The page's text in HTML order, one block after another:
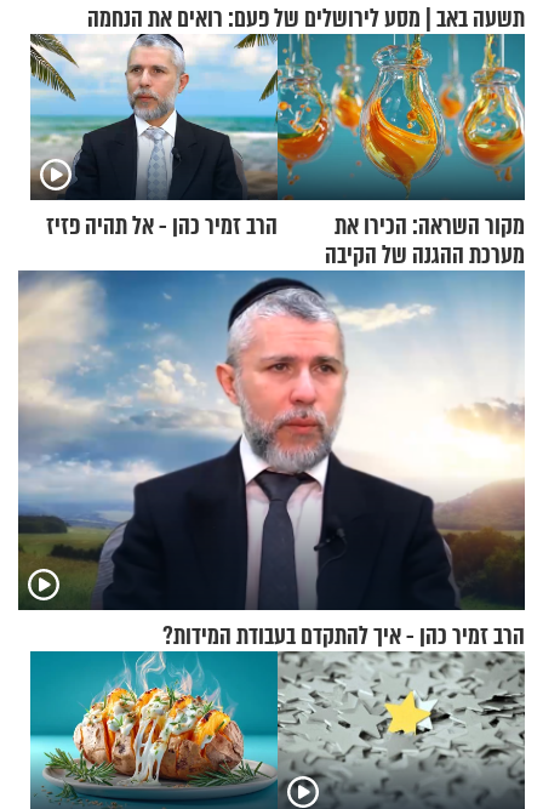
תשעה באב | מסע לירושלים של פעם: רואים את הנחמה
מקור השראה: הכירו את
מערכת ההגנה של הקיבה
הרב זמיר כהן - אל תהיה פזיז
הרב זמיר כהן - איך להתקדם בעבודת המידות?